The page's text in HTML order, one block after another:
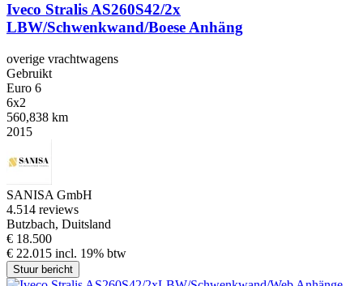
Iveco Stralis AS260S42/2x
LBW/Schwenkwand/Boese Anhäng
overige vrachtwagens
Gebruikt
Euro 6
6x2
560,838 km
2015
SANISA GmbH
4.514 reviews
Butzbach, Duitsland
€ 18.500
€ 22.015 incl. 19% btw
Stuur bericht